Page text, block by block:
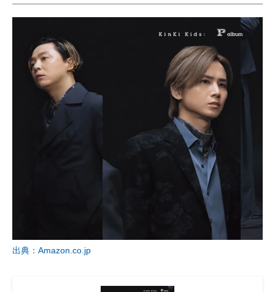
出典：Amazon.co.jp